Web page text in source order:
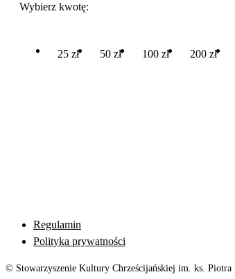
Wybierz kwotę:
25 zł 50 zł 100 zł 200 zł
Regulamin
Polityka prywatności
© Stowarzyszenie Kultury Chrześcijańskiej im. ks. Piotra